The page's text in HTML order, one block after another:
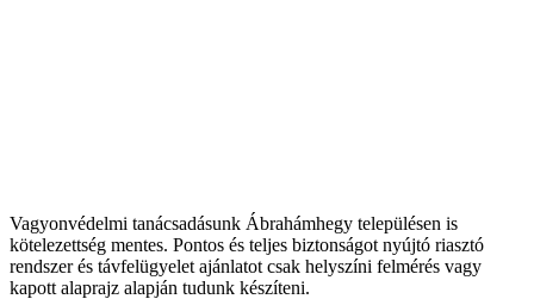
Vagyonvédelmi tanácsadásunk Ábrahámhegy településen is
kötelezettség mentes. Pontos és teljes biztonságot nyújtó riasztó
rendszer és távfelügyelet ajánlatot csak helyszíni felmérés vagy
kapott alaprajz alapján tudunk készíteni.